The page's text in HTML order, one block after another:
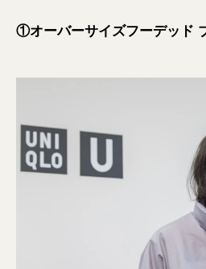
①オーバーサイズフーデッド